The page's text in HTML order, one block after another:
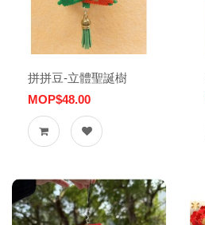
拼拼豆-立體聖誕樹
MOP$48.00